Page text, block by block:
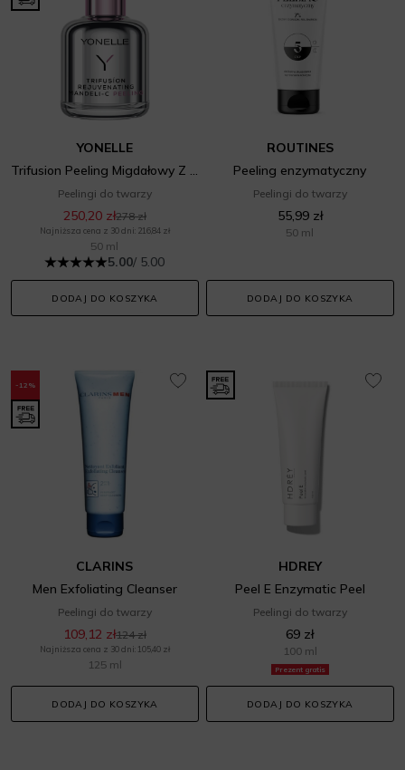
YONELLE
Trifusion Peeling Migdałowy Z Witaminą C Odmładzający Wygląd Skóry
Peelingi do twarzy
250,20 zł278 zł
Najniższa cena z 30 dni: 216,84 zł
50 ml
5.00/ 5.00
DODAJ DO KOSZYKA
ROUTINES
Peeling enzymatyczny
Peelingi do twarzy
55,99 zł
50 ml
DODAJ DO KOSZYKA
-12%
CLARINS
Men Exfoliating Cleanser
Peelingi do twarzy
109,12 zł124 zł
Najniższa cena z 30 dni: 105,40 zł
125 ml
DODAJ DO KOSZYKA
Prezent gratis
HDREY
Peel E Enzymatic Peel
Peelingi do twarzy
69 zł
100 ml
DODAJ DO KOSZYKA